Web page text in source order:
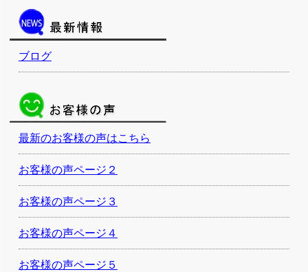
ブログ
最新のお客様の声はこちら
お客様の声ページ２
お客様の声ページ３
お客様の声ページ４
お客様の声ページ５